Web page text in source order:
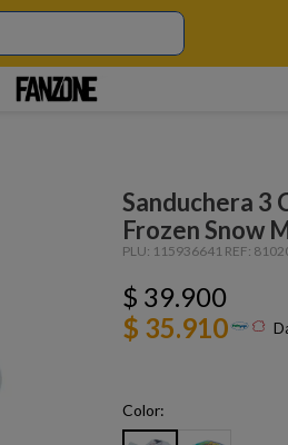
Sanduchera 3
Frozen Snow
PLU: 115936641 REF:
$ 39.900
$ 35.910
Color: